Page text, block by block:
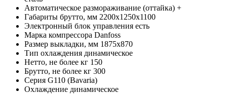
Автоматическое размораживание (оттайка) +
Габариты брутто, мм 2200х1250х1100
Электронный блок управления есть
Марка компрессора Danfoss
Размер выкладки, мм 1875х870
Тип охлаждения динамическое
Нетто, не более кг 150
Брутто, не более кг 300
Серия G110 (Bavaria)
Охлаждение динамическое